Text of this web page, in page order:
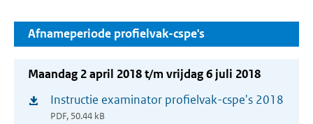
Afnameperiode profielvak-cspe's
Maandag 2 april 2018 t/m vrijdag 6 juli 2018
Instructie examinator profielvak-cspe's 2018
PDF, 50.44 kB
(opent